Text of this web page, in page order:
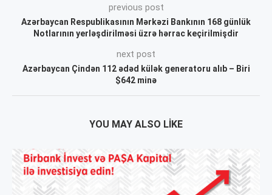
previous post
Azərbaycan Respublikasının Mərkəzi Bankının 168 günlük
Notlarının yerləşdirilməsi üzrə hərrac keçirilmişdir
next post
Azərbaycan Çindən 112 ədəd külək generatoru alıb – Biri
$642 minə
YOU MAY ALSO LIKE